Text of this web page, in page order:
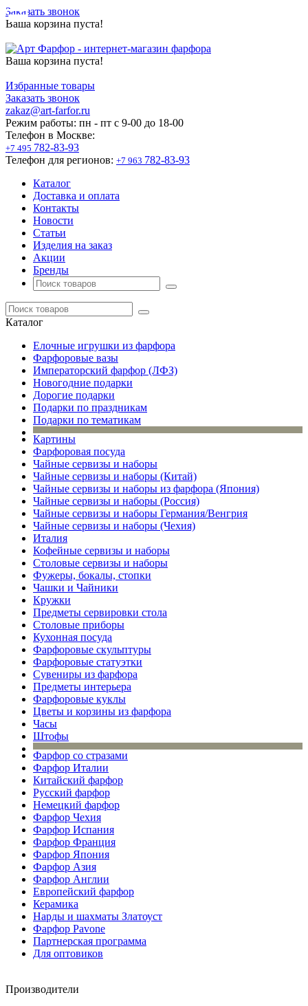
Заказать звонок
Ваша корзина пуста!
Ваша корзина пуста!
Избранные товары
Заказать звонок
zakaz@art-farfor.ru
Режим работы: пн - пт c 9-00 до 18-00
Телефон в Москве:
+7 495 782-83-93
Телефон для регионов: +7 963 782-83-93
Каталог
Доставка и оплата
Контакты
Новости
Статьи
Изделия на заказ
Акции
Бренды
Каталог
Елочные игрушки из фарфора
Фарфоровые вазы
Императорский фарфор (ЛФЗ)
Новогодние подарки
Дорогие подарки
Подарки по праздникам
Подарки по тематикам
Картины
Фарфоровая посуда
Чайные сервизы и наборы
Чайные сервизы и наборы (Китай)
Чайные сервизы и наборы из фарфора (Япония)
Чайные сервизы и наборы (Россия)
Чайные сервизы и наборы Германия/Венгрия
Чайные сервизы и наборы (Чехия)
Италия
Кофейные сервизы и наборы
Столовые сервизы и наборы
Фужеры, бокалы, стопки
Чашки и Чайники
Кружки
Предметы сервировки стола
Столовые приборы
Кухонная посуда
Фарфоровые скульптуры
Фарфоровые статуэтки
Сувениры из фарфора
Предметы интерьера
Фарфоровые куклы
Цветы и корзины из фарфора
Часы
Штофы
Фарфор со стразами
Фарфор Италии
Китайский фарфор
Русский фарфор
Немецкий фарфор
Фарфор Чехия
Фарфор Испания
Фарфор Франция
Фарфор Япония
Фарфор Азия
Фарфор Англии
Европейский фарфор
Керамика
Нарды и шахматы Златоуст
Фарфор Pavone
Партнерская программа
Для оптовиков
Производители